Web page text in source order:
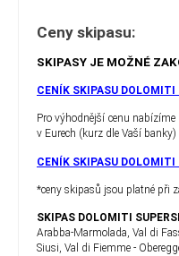
Ceny skipasu:
SKIPASY JE MOŽNÉ
CENÍK SKIPASU
Pro výhodnější cenu
v Eurech (kurz dle Vaší banky)
CENÍK SKIPASU DOLOMITI
*ceny skipasů jsou platné při
SKIPAS DOLOMITI
Arabba-Marmolada, Val di
Siusi, Val di Fiemme -